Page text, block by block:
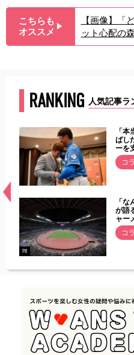
こちらも
オススメ ▶︎
【画像】「
ット心配の
RANKING 人気記事ラ
常
「
ばし
ーを
コ
PR
「
が語
ャー
コ